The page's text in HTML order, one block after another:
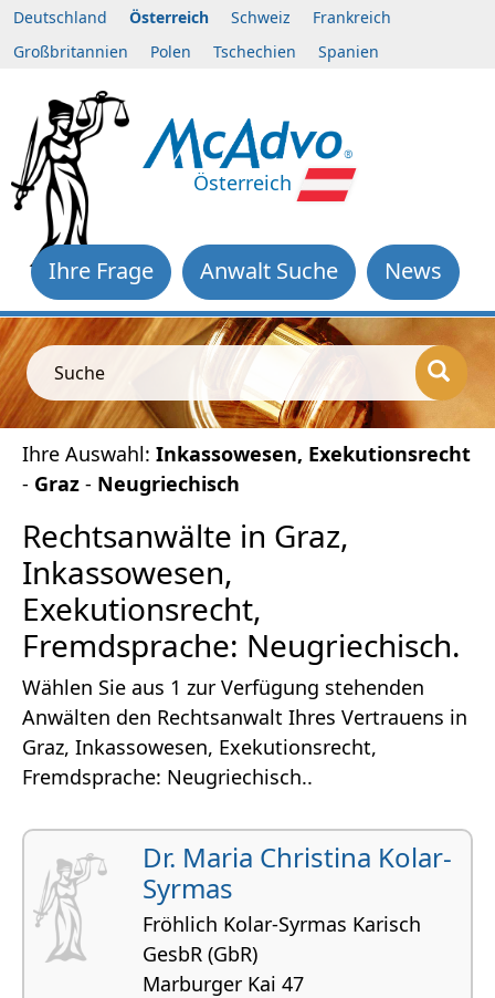
Deutschland Österreich Schweiz
Frankreich
Großbritannien
Polen Tschechien Spanien
Österreich
News
Anwalt Suche
Ihre Frage
Suche
Ihre Auswahl: Inkassowesen, Exekutionsrecht
- Graz - Neugriechisch
Rechtsanwälte in Graz,
Inkassowesen,
Exekutionsrecht,
Fremdsprache: Neugriechisch.
Wählen Sie aus 1 zur Verfügung stehenden
Anwälten den Rechtsanwalt Ihres Vertrauens in
Graz, Inkassowesen, Exekutionsrecht,
Fremdsprache: Neugriechisch..
Dr. Maria Christina Kolar-
Syrmas
Fröhlich Kolar-Syrmas Karisch
GesbR (GbR)
Marburger Kai 47